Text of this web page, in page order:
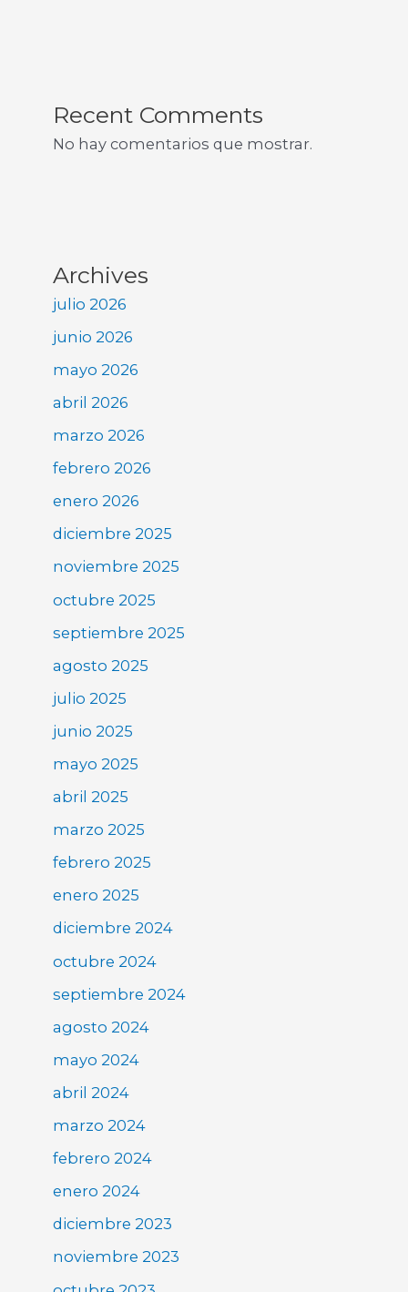
Recent Comments
No hay comentarios que mostrar.
Archives
julio 2026
junio 2026
mayo 2026
abril 2026
marzo 2026
febrero 2026
enero 2026
diciembre 2025
noviembre 2025
octubre 2025
septiembre 2025
agosto 2025
julio 2025
junio 2025
mayo 2025
abril 2025
marzo 2025
febrero 2025
enero 2025
diciembre 2024
octubre 2024
septiembre 2024
agosto 2024
mayo 2024
abril 2024
marzo 2024
febrero 2024
enero 2024
diciembre 2023
noviembre 2023